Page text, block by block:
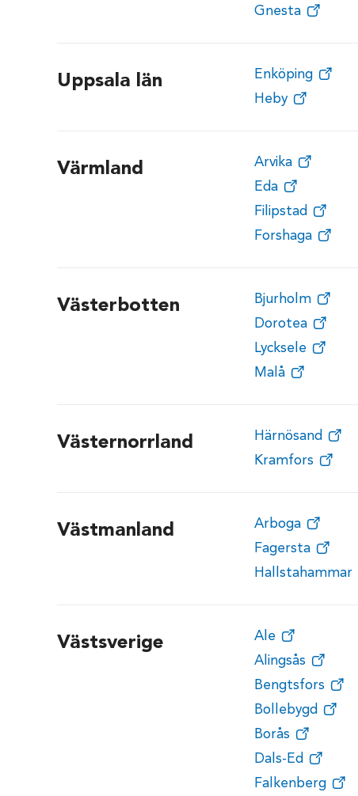
Gnesta
Uppsala län
Enköping
Heby
Värmland
Arvika
Eda
Filipstad
Forshaga
Västerbotten
Bjurholm
Dorotea
Lycksele
Malå
Västernorrland
Härnösand
Kramfors
Västmanland
Arboga
Fagersta
Hallstahammar
Västsverige
Ale
Alingsås
Bengtsfors
Bollebygd
Borås
Dals-Ed
Falkenberg